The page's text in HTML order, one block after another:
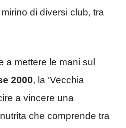
di diversi club, tra
a mettere le mani sul
2000, la ‘Vecchia
a vincere una
che comprende tra